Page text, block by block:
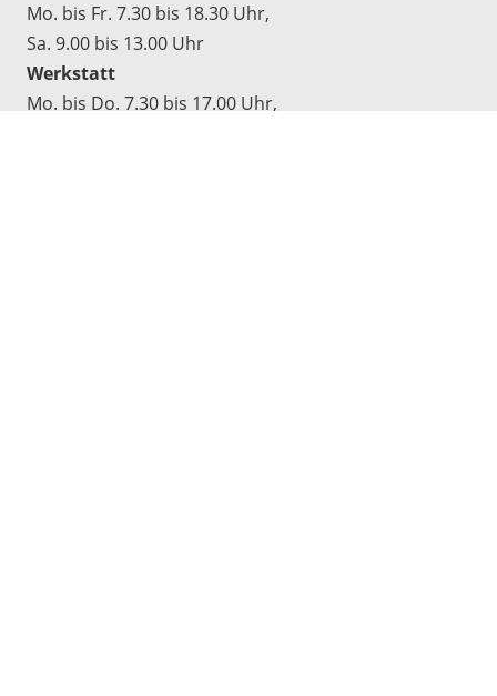
Mo. bis Fr. 7.30 bis 18.30 Uhr,
Sa. 9.00 bis 13.00 Uhr
Werkstatt
Mo. bis Do. 7.30 bis 17.00 Uhr,